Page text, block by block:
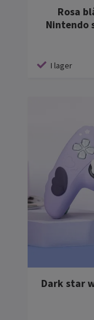
Rosa
Nintendo
I lager
Dark star